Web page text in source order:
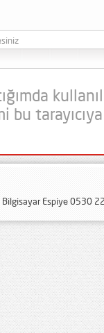
bu
Bilgisayar Espiye 0530